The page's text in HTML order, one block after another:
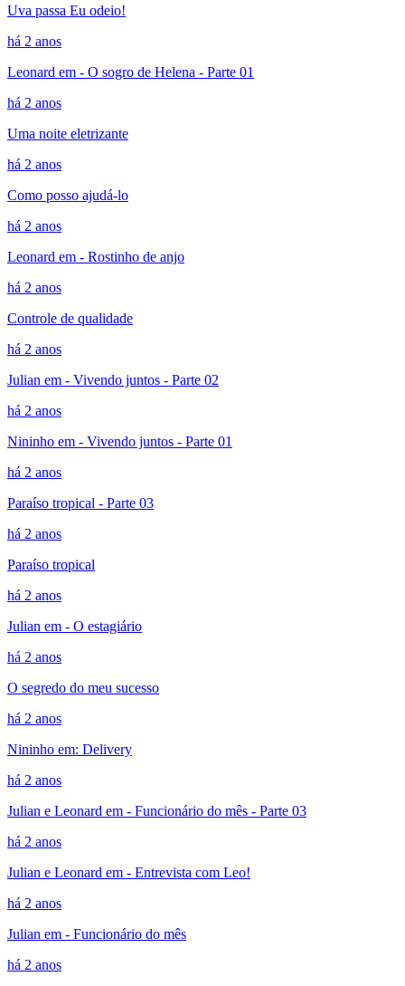
Uva passa Eu odeio!
há 2 anos
Leonard em - O sogro de Helena - Parte 01
há 2 anos
Uma noite eletrizante
há 2 anos
Como posso ajudá-lo
há 2 anos
Leonard em - Rostinho de anjo
há 2 anos
Controle de qualidade
há 2 anos
Julian em - Vivendo juntos - Parte 02
há 2 anos
Nininho em - Vivendo juntos - Parte 01
há 2 anos
Paraíso tropical - Parte 03
há 2 anos
Paraíso tropical
há 2 anos
Julian em - O estagiário
há 2 anos
O segredo do meu sucesso
há 2 anos
Nininho em: Delivery
há 2 anos
Julian e Leonard em - Funcionário do mês - Parte 03
há 2 anos
Julian e Leonard em - Entrevista com Leo!
há 2 anos
Julian em - Funcionário do mês
há 2 anos